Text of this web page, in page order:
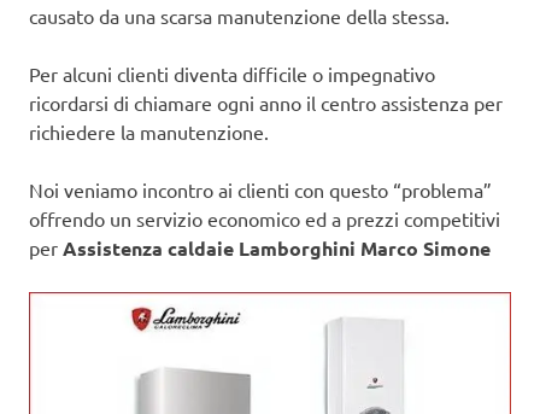
causato da una scarsa manutenzione della stessa.
Per alcuni clienti diventa difficile o impegnativo
ricordarsi di chiamare ogni anno il centro assistenza per
richiedere la manutenzione.
Noi veniamo incontro ai clienti con questo “problema”
offrendo un servizio economico ed a prezzi competitivi
per Assistenza caldaie Lamborghini Marco Simone